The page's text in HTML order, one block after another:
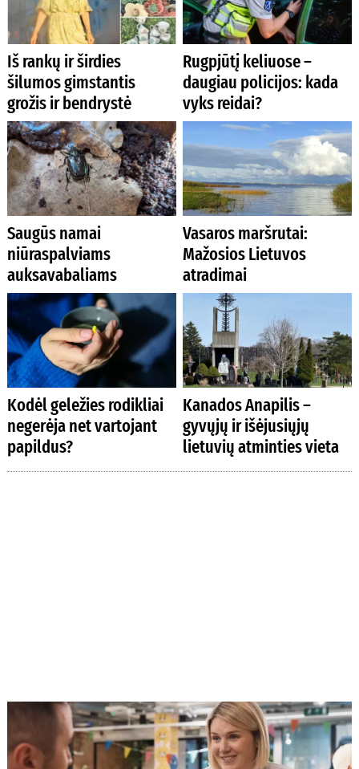
Iš rankų ir širdies
šilumos gimstantis
grožis ir bendrystė
Rugpjūtį keliuose –
daugiau policijos: kada
vyks reidai?
Saugūs namai
niūraspalviams
auksavabaliams
Vasaros maršrutai:
Mažosios Lietuvos
atradimai
Kodėl geležies rodikliai
negerėja net vartojant
papildus?
Kanados Anapilis –
gyvųjų ir išėjusiųjų
lietuvių atminties vieta